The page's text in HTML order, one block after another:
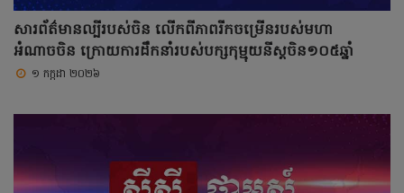
សារព័ត៌មានល្បីរបស់ចិន លើកពីភាពរីកចម្រើនរបស់មហា
អំណាចចិន ក្រោយការដឹកនាំរបស់បក្សកុម្មុយនីស្តចិន១០៥ឆ្នាំ
១ កក្កដា ២០២៦